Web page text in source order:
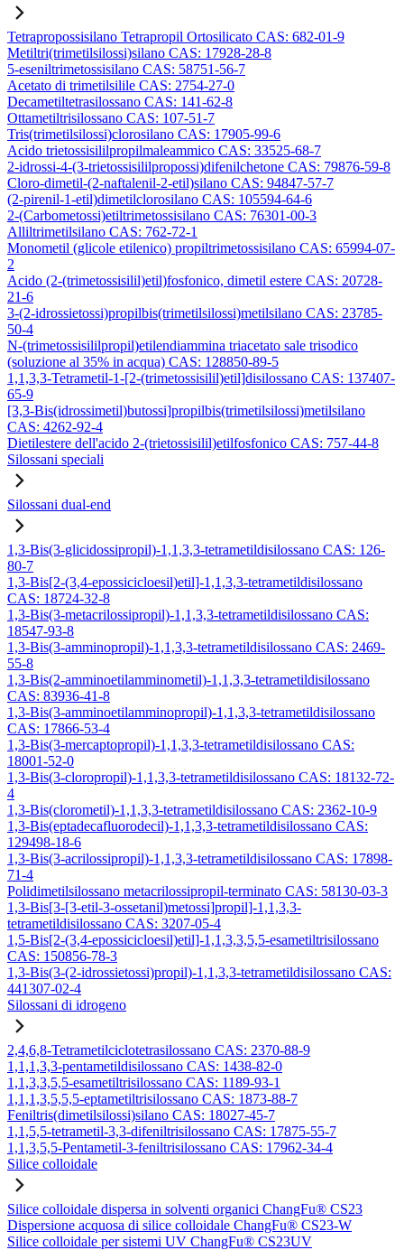
Tetrapropossisilano Tetrapropil Ortosilicato CAS: 682-01-9
Metiltri(trimetilsilossi)silano CAS: 17928-28-8
5-eseniltrimetossisilano CAS: 58751-56-7
Acetato di trimetilsilile CAS: 2754-27-0
Decametiltetrasilossano CAS: 141-62-8
Ottametiltrisilossano CAS: 107-51-7
Tris(trimetilsilossi)clorosilano CAS: 17905-99-6
Acido trietossisililpropilmaleammico CAS: 33525-68-7
2-idrossi-4-(3-trietossisililpropossi)difenilchetone CAS: 79876-59-8
Cloro-dimetil-(2-naftalenil-2-etil)silano CAS: 94847-57-7
(2-pirenil-1-etil)dimetilclorosilano CAS: 105594-64-6
2-(Carbometossi)etiltrimetossisilano CAS: 76301-00-3
Alliltrimetilsilano CAS: 762-72-1
Monometil (glicole etilenico) propiltrimetossisilano CAS: 65994-07-
2
Acido (2-(trimetossisilil)etil)fosfonico, dimetil estere CAS: 20728-
21-6
3-(2-idrossietossi)propilbis(trimetilsilossi)metilsilano CAS: 23785-
50-4
N-(trimetossisililpropil)etilendiammina triacetato sale trisodico
(soluzione al 35% in acqua) CAS: 128850-89-5
1,1,3,3-Tetrametil-1-[2-(trimetossisilil)etil]disilossano CAS: 137407-
65-9
[3,3-Bis(idrossimetil)butossi]propilbis(trimetilsilossi)metilsilano
CAS: 4262-92-4
Dietilestere dell'acido 2-(trietossisilil)etilfosfonico CAS: 757-44-8
Silossani speciali
Silossani dual-end
1,3-Bis(3-glicidossipropil)-1,1,3,3-tetrametildisilossano CAS: 126-
80-7
1,3-Bis[2-(3,4-epossicicloesil)etil]-1,1,3,3-tetrametildisilossano
CAS: 18724-32-8
1,3-Bis(3-metacrilossipropil)-1,1,3,3-tetrametildisilossano CAS:
18547-93-8
1,3-Bis(3-amminopropil)-1,1,3,3-tetrametildisilossano CAS: 2469-
55-8
1,3-Bis(2-amminoetilamminometil)-1,1,3,3-tetrametildisilossano
CAS: 83936-41-8
1,3-Bis(3-amminoetilamminopropil)-1,1,3,3-tetrametildisilossano
CAS: 17866-53-4
1,3-Bis(3-mercaptopropil)-1,1,3,3-tetrametildisilossano CAS:
18001-52-0
1,3-Bis(3-cloropropil)-1,1,3,3-tetrametildisilossano CAS: 18132-72-
4
1,3-Bis(clorometil)-1,1,3,3-tetrametildisilossano CAS: 2362-10-9
1,3-Bis(eptadecafluorodecil)-1,1,3,3-tetrametildisilossano CAS:
129498-18-6
1,3-Bis(3-acrilossipropil)-1,1,3,3-tetrametildisilossano CAS: 17898-
71-4
Polidimetilsilossano metacrilossipropil-terminato CAS: 58130-03-3
1,3-Bis[3-[3-etil-3-ossetanil)metossi]propil]-1,1,3,3-
tetrametildisilossano CAS: 3207-05-4
1,5-Bis[2-(3,4-epossicicloesil)etil]-1,1,3,3,5,5-esametiltrisilossano
CAS: 150856-78-3
1,3-Bis(3-(2-idrossietossi)propil)-1,1,3,3-tetrametildisilossano CAS:
441307-02-4
Silossani di idrogeno
2,4,6,8-Tetrametilciclotetrasilossano CAS: 2370-88-9
1,1,1,3,3-pentametildisilossano CAS: 1438-82-0
1,1,3,3,5,5-esametiltrisilossano CAS: 1189-93-1
1,1,1,3,5,5,5-eptametiltrisilossano CAS: 1873-88-7
Feniltris(dimetilsilossi)silano CAS: 18027-45-7
1,1,5,5-tetrametil-3,3-difeniltrisilossano CAS: 17875-55-7
1,1,3,5,5-Pentametil-3-feniltrisilossano CAS: 17962-34-4
Silice colloidale
Silice colloidale dispersa in solventi organici ChangFu® CS23
Dispersione acquosa di silice colloidale ChangFu® CS23-W
Silice colloidale per sistemi UV ChangFu® CS23UV